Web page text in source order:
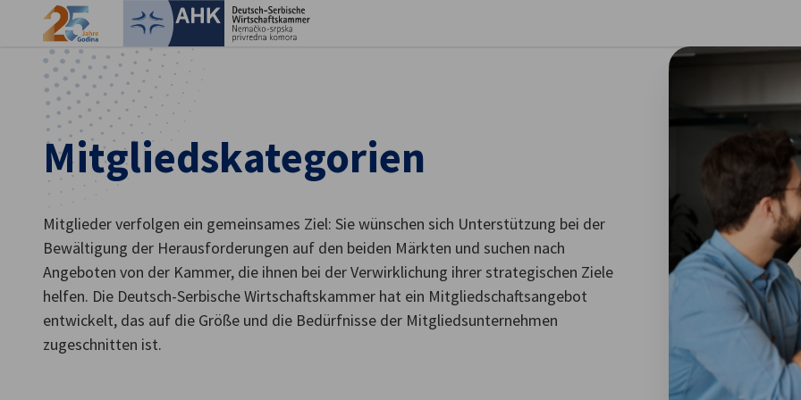
German
Mitgliedskategorien
Mitglieder verfolgen ein gemeinsames Ziel: Sie wünschen sich Unterstützung bei der
Bewältigung der Herausforderungen auf den beiden Märkten und suchen nach
Angeboten von der Kammer, die ihnen bei der Verwirklichung ihrer strategischen Ziele
helfen. Die Deutsch-Serbische Wirtschaftskammer hat ein Mitgliedschaftsangebot
entwickelt, das auf die Größe und die Bedürfnisse der Mitgliedsunternehmen
zugeschnitten ist.